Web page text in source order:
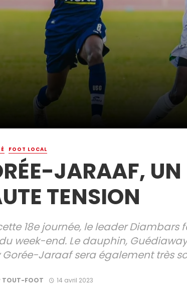
FOOT LOCAL
JARAAF, UN
TENSION
18e journée, le leader
week-end. Le dauphin,
Gorée-Jaraaf sera également très
TOUT-FOOT 14 avril 2023